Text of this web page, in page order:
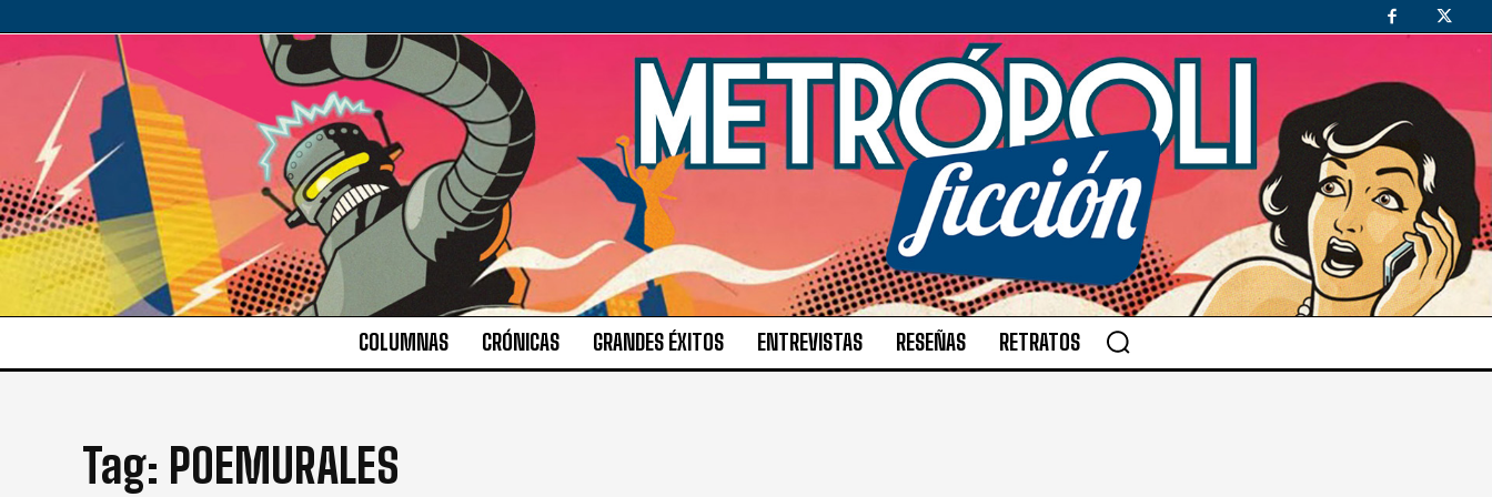
COLUMNAS CRÓNICAS GRANDES ÉXITOS ENTREVISTAS RESEÑAS RETRATOS
Tag: POEMURALES